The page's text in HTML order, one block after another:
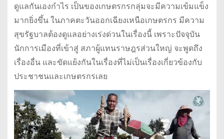
ดูแลกันเองกำไร เป็นของเกษตรกรกลุ่มจะมีความเข้มแข็ง
มากยิ่งขึ้น ในภาคตะวันออกเฉียงเหนือเกษตรกร มีความ
สุขรัฐบาลต้องดูแลอย่างเร่งด่วนในเรื่องนี้ เพราะปัจจุบัน
นักการเมืองที่เข้าสู่ สภาผู้แทนราษฎรส่วนใหญ่ จะพูดถึง
เรื่องอื่น และขัดแย้งกันในเรื่องที่ไม่เป็นเรื่องเกี่ยวข้องกับ
ประชาชนและเกษตรกรเลย